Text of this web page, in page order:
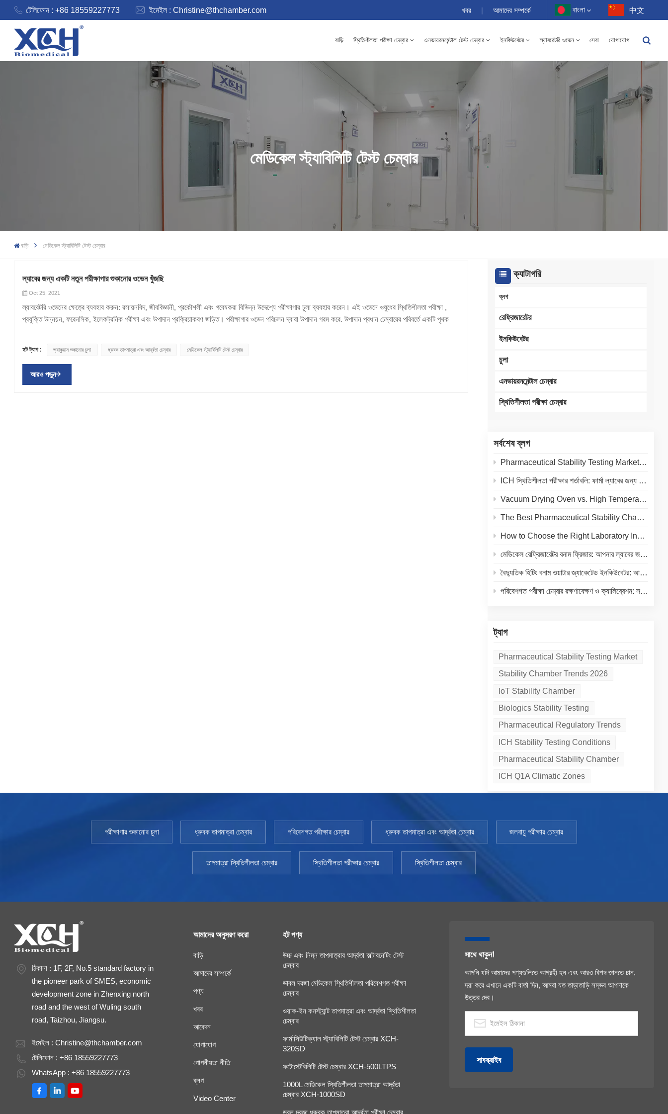
টেলিফোন : +86 18559227773 ইমেইল :Christine@thchamber.com খবর | আমাদের সম্পর্কে বাংলা
Français
Português
中文
বাড়ি স্থিতিশীলতা পরীক্ষা চেম্বার এনভায়রনমেন্টাল টেস্ট চেম্বার ইনকিউবেটর ল্যাবরেটরি ওভেন সেবা যোগাযোগ
মেডিকেল স্ট্যাবিলিটি টেস্ট চেম্বার
বাড়ি মেডিকেল স্ট্যাবিলিটি টেস্ট চেম্বার
ক্যাটাগরি
ব্লগ
রেফ্রিজারেটর
ইনকিউবেটর
চুলা
এনভায়রনমেন্টাল চেম্বার
স্থিতিশীলতা পরীক্ষা চেম্বার
সর্বশেষ ব্লগ
Pharmaceutical Stability Testing Market 2026: Growth Drivers, Regulatory Shifts & Technology Trends
ICH স্থিতিশীলতা পরীক্ষার শর্তাবলি: ফার্মা ল্যাবের জন্য তাপমাত্রা ও আর্দ্রতা নির্দেশিকা
Vacuum Drying Oven vs. High Temperature Oven: How to Choose the Right Equipment for Your Application
The Best Pharmaceutical Stability Chamber Manufacturer
How to Choose the Right Laboratory Incubator: A Complete Buyer's Guide for 2026
মেডিকেল রেফ্রিজারেটর বনাম ফ্রিজার: আপনার ল্যাবের জন্য সঠিক কোল্ড স্টোরেজ নির্বাচন
বৈদ্যুতিক হিটিং বনাম ওয়াটার জ্যাকেটেড ইনকিউবেটর: আপনার ল্যাবের জন্য একটি সম্পূর্ণ তুলনা
পরিবেশগত পরীক্ষা চেম্বার রক্ষণাবেক্ষণ ও ক্যালিব্রেশন: সরঞ্জামের আয়ুষ্কাল বাড়ানো এবং নির্ভুল ফলাফল নিশ্চিত করার একটি ব্যবহারিক গাইড
ট্যাগ
Pharmaceutical Stability Testing Market
Stability Chamber Trends 2026
IoT Stability Chamber
Biologics Stability Testing
Pharmaceutical Regulatory Trends
ICH Stability Testing Conditions
Pharmaceutical Stability Chamber
ICH Q1A Climatic Zones
ল্যাবের জন্য একটি নতুন পরীক্ষাগার শুকানোর ওভেন খুঁজছি
Oct 25, 2021
ল্যাবরেটরি ওভেনের ক্ষেত্রে ব্যবহার করুন: রসায়নবিদ, জীববিজ্ঞানী, প্রকৌশলী এবং গবেষকরা বিভিন্ন উদ্দেশ্যে পরীক্ষাগার চুলা ব্যবহার করেন। এই ওভেনে ওষুধের স্থিতিশীলতা পরীক্ষা ,
প্রযুক্তি উন্নয়ন, ফরেনসিক, ইলেকট্রনিক পরীক্ষা এবং উপাদান প্রক্রিয়াকরণ জড়িত। পরীক্ষাগার ওভেন পরিচলন দ্বারা উপাদান গরম করে. উপাদান প্রধান চেম্বারের পরিবর্তে একটি পৃথক
বিতরণ অর্জনের জন্য তারা গরম বায়ু সঞ্চালনের ফ্যান দিয়ে সজ্জিত। শিল্পে ল্যাবরেটরি ওভেন একটি ল্যাবরেটরি ওভেন কেনার আগে, আপনার কোন ধরনের ওভেন প্রয়োজন তা খুঁজে বের করার
জন্য আপনার একটি শিল্প ওভেন প্রস্তুতকারকের সাথে পরামর্শ করা উচিত। নিখুঁত পরীক্ষাগার চুলা খুঁজছেন যখন, আপনার শিল্পের চাহিদা বিবেচনা করুন. বিভিন্ন ধরনের ল্যাবরেটরি ওভেনের
বিভিন্ন ধরনের ফাংশন রয়েছে যা বছরের পর বছর ধরে ক্রমাগত বিকশিত হয়েছে। অতএব, ল্যাবরেটরিগুলির প্রয়োজনীয়তা এবং চাহিদা মেটাতে বছরের পর বছর নির্ভরযোগ্য এবং শক্তিশালী
হট ট্যাগ : ভ্যাকুয়াম শুকানোর চুলা ধ্রুবক তাপমাত্রা এবং আর্দ্রতা চেম্বার মেডিকেল স্ট্যাবিলিটি টেস্ট চেম্বার
আরও পড়ুন
পরীক্ষাগার শুকানোর চুলা ধ্রুবক তাপমাত্রা চেম্বার পরিবেশগত পরীক্ষার চেম্বার ধ্রুবক তাপমাত্রা এবং আর্দ্রতা চেম্বার জলবায়ু পরীক্ষার চেম্বার
তাপমাত্রা স্থিতিশীলতা চেম্বার স্থিতিশীলতা পরীক্ষার চেম্বার স্থিতিশীলতা চেম্বার
ঠিকানা : 1F, 2F, No.5 standard factory in
the pioneer park of SMES, economic
development zone in Zhenxing north
road and the west of Wuling south
road, Taizhou, Jiangsu.
ইমেইল :Christine@thchamber.com
টেলিফোন : +86 18559227773
WhatsApp : +86 18559227773
আমাদের অনুসরণ করো
বাড়ি
আমাদের সম্পর্কে
পণ্য
খবর
আবেদন
যোগাযোগ
গোপনীয়তা নীতি
ব্লগ
Video Center
হট পণ্য
উচ্চ এবং নিম্ন তাপমাত্রার আর্দ্রতা অল্টারনেটিং টেস্ট
চেম্বার
ডাবল দরজা মেডিকেল স্থিতিশীলতা পরিবেশগত পরীক্ষা
চেম্বার
ওয়াক-ইন কনস্ট্যান্ট তাপমাত্রা এবং আর্দ্রতা স্থিতিশীলতা
চেম্বার
ফার্মাসিউটিক্যাল স্ট্যাবিলিটি টেস্ট চেম্বার XCH-
320SD
ফটোস্টেবিলিটি টেস্ট চেম্বার XCH-500LTPS
1000L মেডিকেল স্থিতিশীলতা তাপমাত্রা আর্দ্রতা
চেম্বার XCH-1000SD
সাথে থাকুন!
আপনি যদি আমাদের পণ্যগুলিতে আগ্রহী হন এবং আরও বিশদ জানতে চান,
দয়া করে এখানে একটি বার্তা দিন, আমরা যত তাড়াতাড়ি সম্ভব আপনাকে
উত্তর দেব।